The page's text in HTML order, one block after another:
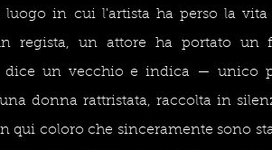
luogo in cui l'artista ha perso la
regista, un attore ha portato
dice un vecchio e indica — unico
donna rattristata, raccolta in
qui coloro che sinceramente sono